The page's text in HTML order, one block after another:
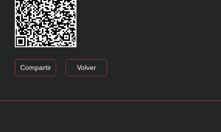
Compartir Volver